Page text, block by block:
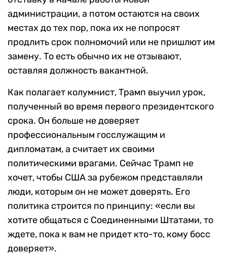
администрации, а потом остаются на своих
местах до тех пор, пока их не попросят
продлить срок полномочий или не пришлют им
замену. То есть обычно их не отзывают,
оставляя должность вакантной.
Как полагает колумнист, Трамп выучил урок,
полученный во время первого президентского
срока. Он больше не доверяет
профессиональным госслужащим и
дипломатам, а считает их своими
политическими врагами. Сейчас Трамп не
хочет, чтобы США за рубежом представляли
люди, которым он не может доверять. Его
политика строится по принципу: «если вы
хотите общаться с Соединенными Штатами, то
ждете, пока к вам не придет кто-то, кому босс
доверяет».